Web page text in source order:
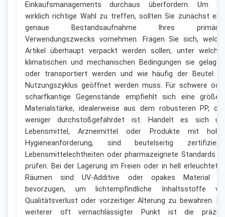
Einkaufsmanagements durchaus überfordern. Um
wirklich richtige Wahl zu treffen, sollten Sie zunächst
genaue Bestandsaufnahme Ihres
Verwendungszwecks vornehmen. Fragen Sie sich,
Artikel überhaupt verpackt werden sollen, unter
klimatischen und mechanischen Bedingungen sie
oder transportiert werden und wie häufig der Beutel
Nutzungszyklus geöffnet werden muss. Für schwere
scharfkantige Gegenstände empfiehlt sich eine
Materialstärke, idealerweise aus dem robusteren PP,
weniger durchstoßgefährdet ist. Handelt es sich
Lebensmittel, Arzneimittel oder Produkte mit
Hygieneanforderung, sind beutelseitig
Lebensmittelechtheiten oder pharmazeignete Standards
prüfen. Bei der Lagerung im Freien oder in hell
Räumen sind UV-Additive oder opakes Material
bevorzugen, um lichtempfindliche Inhaltsstoffe
Qualitätsverlust oder vorzeitiger Alterung zu bewahren.
weiterer oft vernachlässigter Punkt ist die